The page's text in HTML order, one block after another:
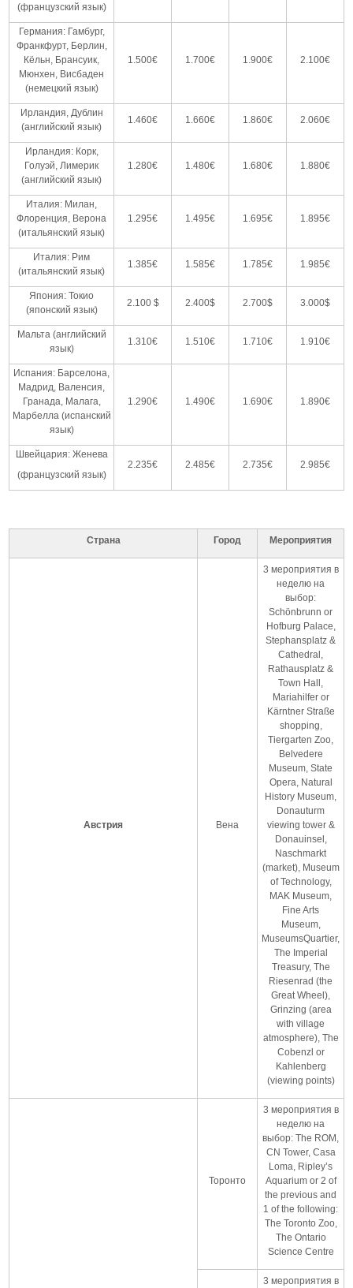
(французский язык)
Германия: Гамбург,
Франкфурт, Берлин,
Кёльн, Брансуик,
Мюнхен, Висбаден
(немецкий язык)
1.500€ 1.700€ 1.900€ 2.100€
Ирландия, Дублин
(английский язык)
1.460€ 1.660€ 1.860€ 2.060€
Ирландия: Корк,
Голуэй, Лимерик
(английский язык)
1.280€ 1.480€ 1.680€ 1.880€
Италия: Милан,
Флоренция, Верона
(итальянский язык)
1.295€ 1.495€ 1.695€ 1.895€
Италия: Рим
(итальянский язык)
1.385€ 1.585€ 1.785€ 1.985€
Япония: Токио
(японский язык)
2.100 $ 2.400$ 2.700$ 3.000$
Мальта (английский
язык)
1.310€ 1.510€ 1.710€ 1.910€
Испания: Барселона,
Мадрид, Валенсия,
Гранада, Малага,
Марбелла (испанский
язык)
1.290€ 1.490€ 1.690€ 1.890€
Швейцария: Женева
(французский язык)
2.235€ 2.485€ 2.735€ 2.985€
Страна Город Мероприятия
Австрия Вена
3 мероприятия в
неделю на
выбор:
Schönbrunn or
Hofburg Palace,
Stephansplatz &
Cathedral,
Rathausplatz &
Town Hall,
Mariahilfer or
Kärntner Straße
shopping,
Tiergarten Zoo,
Belvedere
Museum, State
Opera, Natural
History Museum,
Donauturm
viewing tower &
Donauinsel,
Naschmarkt
(market), Museum
of Technology,
MAK Museum,
Fine Arts
Museum,
MuseumsQuartier,
The Imperial
Treasury, The
Riesenrad (the
Great Wheel),
Grinzing (area
with village
atmosphere), The
Cobenzl or
Kahlenberg
(viewing points)
Торонто
3 мероприятия в
неделю на
выбор: The ROM,
CN Tower, Casa
Loma, Ripley’s
Aquarium or 2 of
the previous and
1 of the following:
The Toronto Zoo,
The Ontario
Science Centre
3 мероприятия в